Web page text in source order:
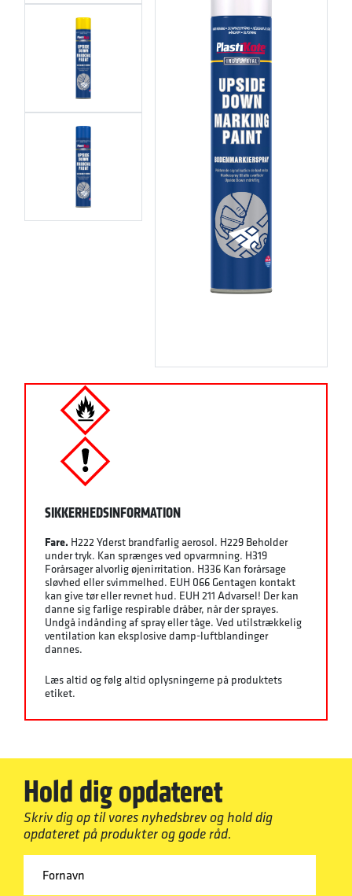
SIKKERHEDSINFORMATION
Fare. H222 Yderst brandfarlig aerosol. H229 Beholder
under tryk. Kan sprænges ved opvarmning. H319
Forårsager alvorlig øjenirritation. H336 Kan forårsage
sløvhed eller svimmelhed. EUH 066 Gentagen kontakt
kan give tør eller revnet hud. EUH 211 Advarsel! Der kan
danne sig farlige respirable dråber, når der sprayes.
Undgå indånding af spray eller tåge. Ved utilstrækkelig
ventilation kan eksplosive damp-luftblandinger
dannes.
Læs altid og følg altid oplysningerne på produktets
etiket.
Hold dig opdateret
Skriv dig op til vores nyhedsbrev og hold dig
opdateret på produkter og gode råd.